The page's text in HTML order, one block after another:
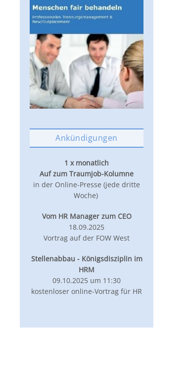
Ankündigungen
1 x monatlich
Auf zum Traumjob-Kolumne
in der Online-Presse (jede dritte
Woche)
Vom HR Manager zum CEO
18.09.2025
Vortrag auf der FOW West
Stellenabbau - Königsdisziplin im
HRM
09.10.2025 um 11:30
kostenloser online-Vortrag für HR